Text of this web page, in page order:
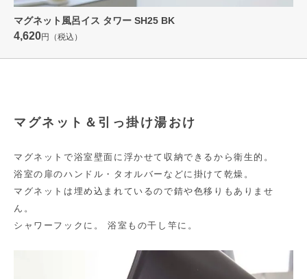
マグネット風呂イス タワー SH25 BK
4,620円（税込）
マグネット＆引っ掛け湯おけ
マグネットで浴室壁面に浮かせて収納できるから衛生的。
浴室の扉のハンドル・タオルバーなどに掛けて乾燥。
マグネットは埋め込まれているので錆や色移りもありませ
ん。
シャワーフックに。 浴室もの干し竿に。